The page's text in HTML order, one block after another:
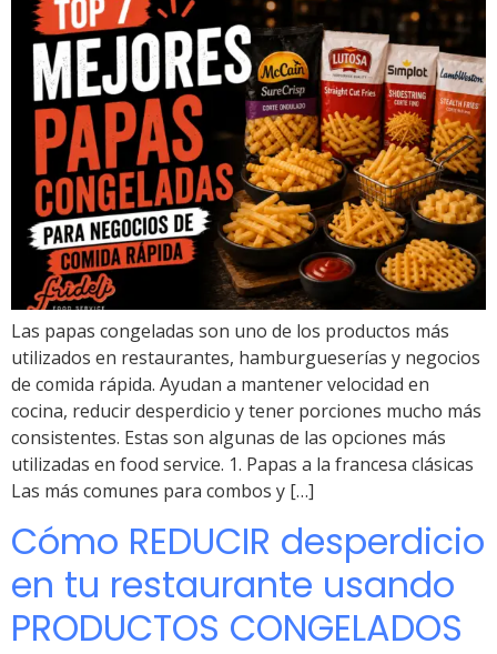
Las papas congeladas son uno de los productos más
utilizados en restaurantes, hamburgueserías y negocios
de comida rápida. Ayudan a mantener velocidad en
cocina, reducir desperdicio y tener porciones mucho más
consistentes. Estas son algunas de las opciones más
utilizadas en food service. 1. Papas a la francesa clásicas
Las más comunes para combos y […]
Cómo REDUCIR desperdicio
en tu restaurante usando
PRODUCTOS CONGELADOS